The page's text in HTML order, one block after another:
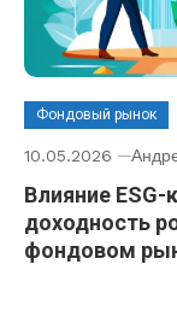
Фондовый рынок
10.05.2026
Влияние ESG-
доходность
фондовом